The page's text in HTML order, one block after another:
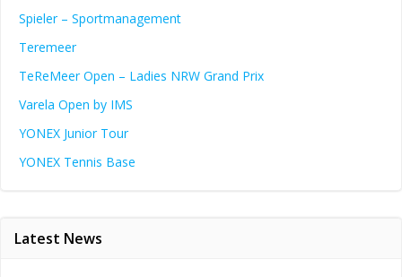
Spieler – Sportmanagement
Teremeer
TeReMeer Open – Ladies NRW Grand Prix
Varela Open by IMS
YONEX Junior Tour
YONEX Tennis Base
Latest News